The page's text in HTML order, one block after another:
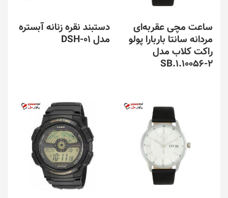
ساعت مچی عقربه‌ای
مردانه سانتا باربارا پولو
راکت کلاب مدل
SB.1.10056-2
دستبند نقره زنانه آبستره
مدل DSH-01